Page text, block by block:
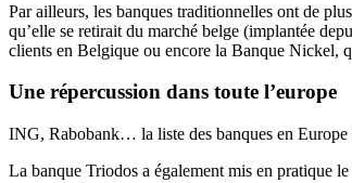
Par ailleurs, les banques traditionnelles ont de
qu’elle se retirait du marché belge (implantée
clients en Belgique ou encore la Banque Nickel,
Une répercussion dans toute l’europe
ING, Rabobank… la liste des banques en Europe
La banque Triodos a également mis en pratique